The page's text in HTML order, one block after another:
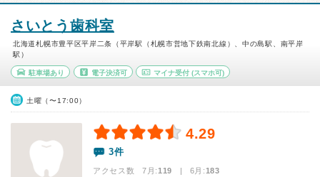
さいとう歯科室
北海道札幌市豊平区平岸二条（平岸駅（札幌市営地下鉄南北線）、中の島駅、南平岸
駅）
駐車場あり 電子決済可 マイナ受付 (スマホ可)
土曜（〜17:00）
4.29
3件
アクセス数 7月:119 | 6月:183